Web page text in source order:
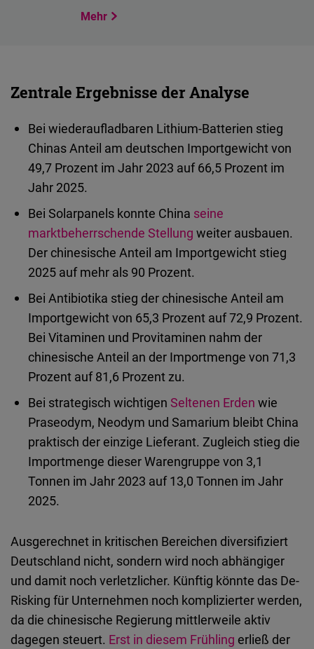
Mehr
Zentrale Ergebnisse der Analyse
Bei wiederaufladbaren Lithium-Batterien stieg
Chinas Anteil am deutschen Importgewicht von
49,7 Prozent im Jahr 2023 auf 66,5 Prozent im
Jahr 2025.
Bei Solarpanels konnte China seine
marktbeherrschende Stellung weiter ausbauen.
Der chinesische Anteil am Importgewicht stieg
2025 auf mehr als 90 Prozent.
Bei Antibiotika stieg der chinesische Anteil am
Importgewicht von 65,3 Prozent auf 72,9 Prozent.
Bei Vitaminen und Provitaminen nahm der
chinesische Anteil an der Importmenge von 71,3
Prozent auf 81,6 Prozent zu.
Bei strategisch wichtigen Seltenen Erden wie
Praseodym, Neodym und Samarium bleibt China
praktisch der einzige Lieferant. Zugleich stieg die
Importmenge dieser Warengruppe von 3,1
Tonnen im Jahr 2023 auf 13,0 Tonnen im Jahr
2025.
Ausgerechnet in kritischen Bereichen diversifiziert
Deutschland nicht, sondern wird noch abhängiger
und damit noch verletzlicher. Künftig könnte das De-
Risking für Unternehmen noch komplizierter werden,
da die chinesische Regierung mittlerweile aktiv
dagegen steuert. Erst in diesem Frühling erließ der